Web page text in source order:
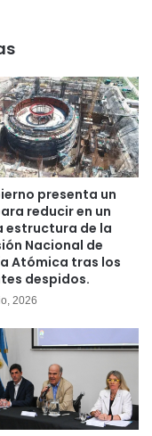
presenta un
reducir en un
estructura de la
Nacional de
Atómica tras los
despidos.
2026